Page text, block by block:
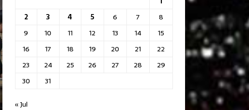
2
3 4 5 6 7
8
9
10 11 12 13 14
15
16
17 18 19 20 21
22
23
24 25 26 27 28
29
30
31
« Jul